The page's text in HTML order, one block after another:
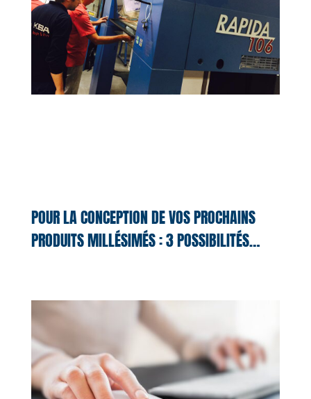
POUR LA CONCEPTION DE VOS PROCHAINS
PRODUITS MILLÉSIMÉS : 3 POSSIBILITÉS…